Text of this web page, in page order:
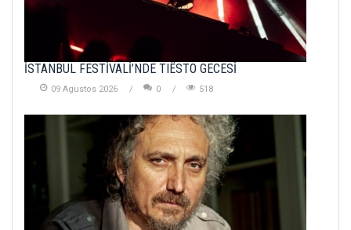
İSTANBUL FESTİVALİ’NDE TIËSTO GECESİ
09 Agustos 2026 0 518